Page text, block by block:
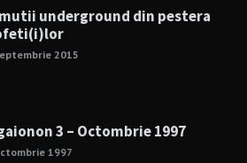
underground din pestera
2015
3 – Octombrie 1997
1997